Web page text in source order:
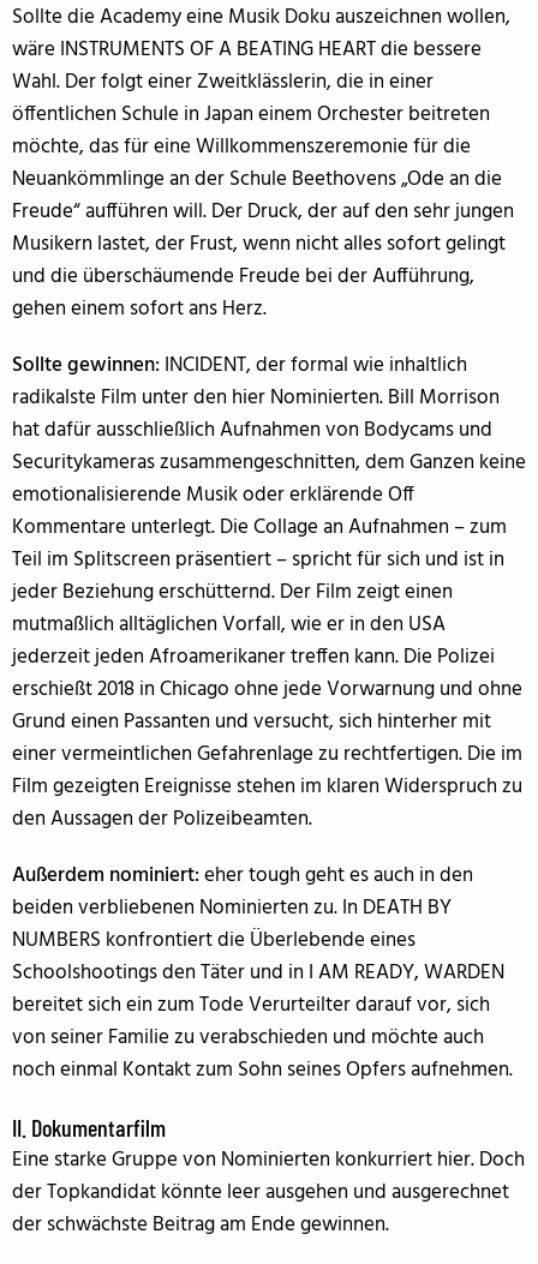
Sollte die Academy eine Musik Doku auszeichnen wollen,
wäre INSTRUMENTS OF A BEATING HEART die bessere
Wahl. Der folgt einer Zweitklässlerin, die in einer
öffentlichen Schule in Japan einem Orchester beitreten
möchte, das für eine Willkommenszeremonie für die
Neuankömmlinge an der Schule Beethovens „Ode an die
Freude“ aufführen will. Der Druck, der auf den sehr jungen
Musikern lastet, der Frust, wenn nicht alles sofort gelingt
und die überschäumende Freude bei der Aufführung,
gehen einem sofort ans Herz.
Sollte gewinnen:INCIDENT, der formal wie inhaltlich
radikalste Film unter den hier Nominierten. Bill Morrison
hat dafür ausschließlich Aufnahmen von Bodycams und
Securitykameras zusammengeschnitten, dem Ganzen keine
emotionalisierende Musik oder erklärende Off
Kommentare unterlegt. Die Collage an Aufnahmen – zum
Teil im Splitscreen präsentiert – spricht für sich und ist in
jeder Beziehung erschütternd. Der Film zeigt einen
mutmaßlich alltäglichen Vorfall, wie er in den USA
jederzeit jeden Afroamerikaner treffen kann. Die Polizei
erschießt 2018 in Chicago ohne jede Vorwarnung und ohne
Grund einen Passanten und versucht, sich hinterher mit
einer vermeintlichen Gefahrenlage zu rechtfertigen. Die im
Film gezeigten Ereignisse stehen im klaren Widerspruch zu
den Aussagen der Polizeibeamten.
Außerdem nominiert:eher tough geht es auch in den
beiden verbliebenen Nominierten zu. In DEATH BY
NUMBERS konfrontiert die Überlebende eines
Schoolshootings den Täter und in I AM READY, WARDEN
bereitet sich ein zum Tode Verurteilter darauf vor, sich
von seiner Familie zu verabschieden und möchte auch
noch einmal Kontakt zum Sohn seines Opfers aufnehmen.
II. Dokumentarfilm
Eine starke Gruppe von Nominierten konkurriert hier. Doch
der Topkandidat könnte leer ausgehen und ausgerechnet
der schwächste Beitrag am Ende gewinnen.